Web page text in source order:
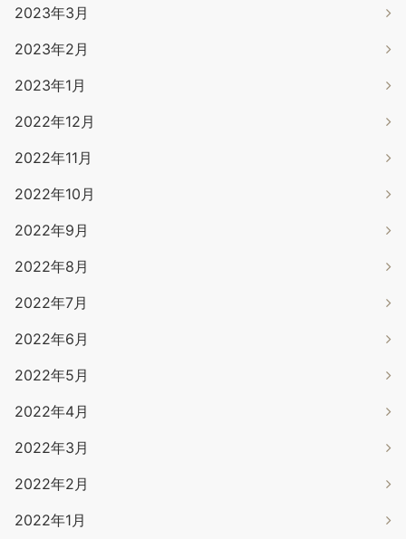
2023年3月
2023年2月
2023年1月
2022年12月
2022年11月
2022年10月
2022年9月
2022年8月
2022年7月
2022年6月
2022年5月
2022年4月
2022年3月
2022年2月
2022年1月